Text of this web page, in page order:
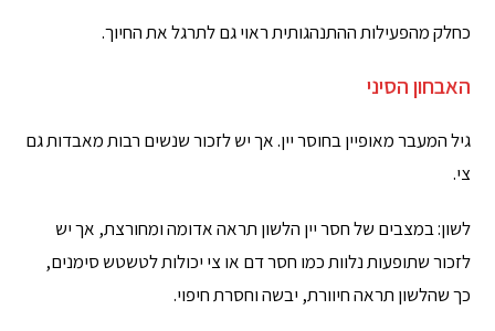
כחלק מהפעילות ההתנהגותית ראוי גם לתרגל את החיוך.
האבחון הסיני
גיל המעבר מאופיין בחוסר יין. אך יש לזכור שנשים רבות מאבדות גם
צי.
לשון: במצבים של חסר יין הלשון תראה אדומה ומחורצת, אך יש
לזכור שתופעות נלוות כמו חסר דם או צי יכולות לטשטש סימנים,
כך שהלשון תראה חיוורת, יבשה וחסרת חיפוי.